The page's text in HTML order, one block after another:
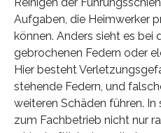
Reinigen der
Aufgaben, die Heimwerker
können. Anders sieht es bei
gebrochenen Federn oder
Hier besteht
stehende Federn, und
weiteren Schäden führen.
zum Fachbetrieb nicht nur